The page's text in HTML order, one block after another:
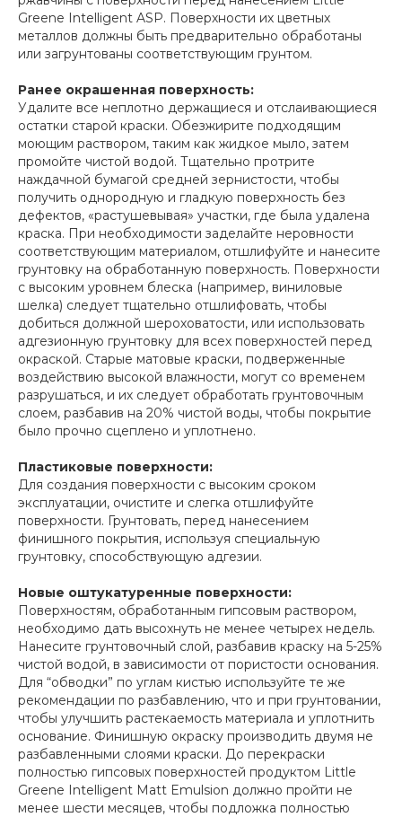
Greene Intelligent ASP. Поверхности их цветных
металлов должны быть предварительно обработаны
или загрунтованы соответствующим грунтом.
Ранее окрашенная поверхность:
Удалите все неплотно держащиеся и отслаивающиеся
остатки старой краски. Обезжирите подходящим
моющим раствором, таким как жидкое мыло, затем
промойте чистой водой. Тщательно протрите
наждачной бумагой средней зернистости, чтобы
получить однородную и гладкую поверхность без
дефектов, «растушевывая» участки, где была удалена
краска. При необходимости заделайте неровности
соответствующим материалом, отшлифуйте и нанесите
грунтовку на обработанную поверхность. Поверхности
с высоким уровнем блеска (например, виниловые
шелка) следует тщательно отшлифовать, чтобы
добиться должной шероховатости, или использовать
адгезионную грунтовку для всех поверхностей перед
окраской. Старые матовые краски, подверженные
воздействию высокой влажности, могут со временем
разрушаться, и их следует обработать грунтовочным
слоем, разбавив на 20% чистой воды, чтобы покрытие
было прочно сцеплено и уплотнено.
Пластиковые поверхности:
Для создания поверхности с высоким сроком
эксплуатации, очистите и слегка отшлифуйте
поверхности. Грунтовать, перед нанесением
финишного покрытия, используя специальную
грунтовку, способствующую адгезии.
Новые оштукатуренные поверхности:
Поверхностям, обработанным гипсовым раствором,
необходимо дать высохнуть не менее четырех недель.
Нанесите грунтовочный слой, разбавив краску на 5-25%
чистой водой, в зависимости от пористости основания.
Для “обводки” по углам кистью используйте те же
рекомендации по разбавлению, что и при грунтовании,
чтобы улучшить растекаемость материала и уплотнить
основание. Финишную окраску производить двумя не
разбавленными слоями краски. До перекраски
полностью гипсовых поверхностей продуктом Little
Greene Intelligent Matt Emulsion должно пройти не
менее шести месяцев, чтобы подложка полностью